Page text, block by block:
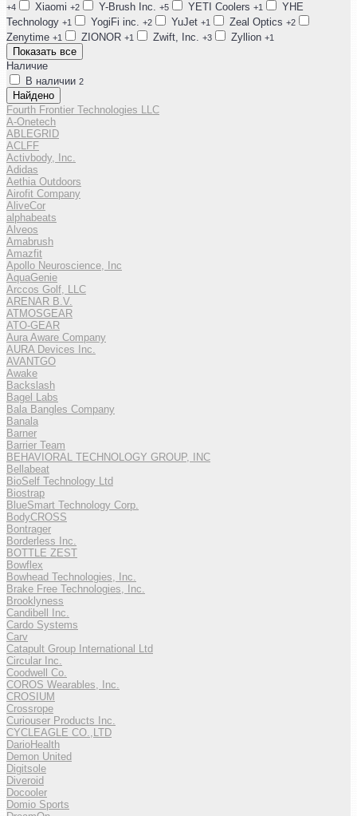
+4 Xiaomi +2 Y-Brush Inc. +5 YETI Coolers +1
YHE
Technology +1 YogiFi inc. +2 YuJet +1 Zeal Optics +2
Zenytime +1 ZIONOR +1 Zwift, Inc. +3 Zyllion +1
Показать все
Наличие
В наличии 2
Найдено
Fourth Frontier Technologies LLC
A-Onetech
ABLEGRID
ACLFF
Activbody, Inc.
Adidas
Aethia Outdoors
Airofit Company
AliveCor
alphabeats
Alveos
Amabrush
Amazfit
Apollo Neuroscience, Inc
AquaGenie
Arccos Golf, LLC
ARENAR B.V.
ATMOSGEAR
ATO-GEAR
Aura Aware Company
AURA Devices Inc.
AVANTGO
Awake
Backslash
Bagel Labs
Bala Bangles Company
Banala
Barner
Barrier Team
BEHAVIORAL TECHNOLOGY GROUP, INC
Bellabeat
BioSelf Technology Ltd
Biostrap
BlueSmart Technology Corp.
BodyCROSS
Bontrager
Borderless Inc.
BOTTLE ZEST
Bowflex
Bowhead Technologies, Inc.
Brake Free Technologies, Inc.
Brooklyness
Candibell Inc.
Cardo Systems
Carv
Catapult Group International Ltd
Circular Inc.
Coodwell Co.
COROS Wearables, Inc.
CROSIUM
Crossrope
Curiouser Products Inc.
CYCLEAGLE CO.,LTD
DarioHealth
Demon United
Digitsole
Diveroid
Docooler
Domio Sports